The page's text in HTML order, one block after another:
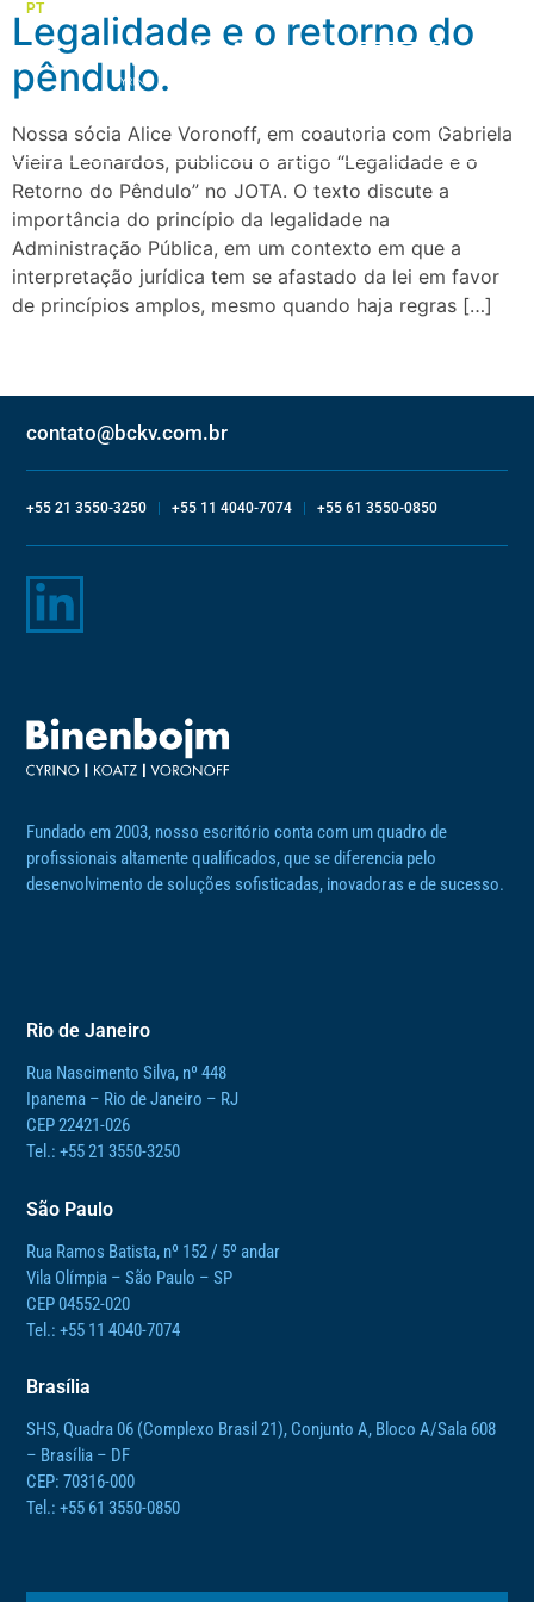
PT
Legalidade e o retorno do
pêndulo.
Nossa sócia Alice Voronoff, em coautoria com Gabriela
Vieira Leonardos, publicou o artigo “Legalidade e o
Retorno do Pêndulo” no JOTA. O texto discute a
importância do princípio da legalidade na
Administração Pública, em um contexto em que a
interpretação jurídica tem se afastado da lei em favor
de princípios amplos, mesmo quando haja regras […]
contato@bckv.com.br
+55 21 3550-3250 +55 11 4040-7074 +55 61 3550-0850
Fundado em 2003, nosso escritório conta com um quadro de
profissionais altamente qualificados, que se diferencia pelo
desenvolvimento de soluções sofisticadas, inovadoras e de sucesso.
Rio de Janeiro
Rua Nascimento Silva, nº 448
Ipanema – Rio de Janeiro – RJ
CEP 22421-026
Tel.: +55 21 3550-3250
São Paulo
Rua Ramos Batista, nº 152 / 5º andar
Vila Olímpia – São Paulo – SP
CEP 04552-020
Tel.: +55 11 4040-7074
Brasília
SHS, Quadra 06 (Complexo Brasil 21), Conjunto A, Bloco A/Sala 608
– Brasília – DF
CEP: 70316-000
Tel.: +55 61 3550-0850